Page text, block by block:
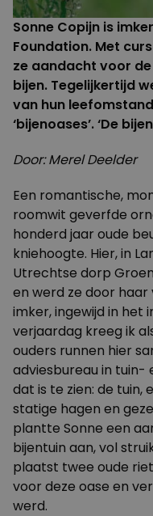
Sonne Copijn is
Foundation. Met
ze aandacht voor
bijen. Tegelijkertijd
van hun
‘bijenoases’. ‘De
Door: Merel Deelder
Een romantische,
roomwit geverfde
honderd jaar oude
kniehoogte. Hier, in
Utrechtse dorp
en werd ze door
imker, ingewijd in het
verjaardag kreeg ik
ouders runnen hier
adviesbureau in tuin-
dat is te zien: de tuin,
statige hagen en
plantte Sonne een
bijentuin aan, vol
plaatst twee oude
voor deze oase en
werd.